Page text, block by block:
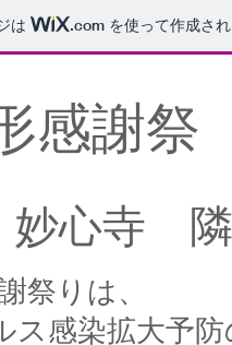
は .com を使って作成さ
感謝
妙心寺
祭りは、
ス感染拡大予